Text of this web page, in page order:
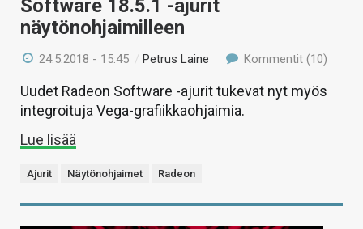
Software 18.5.1 -ajurit
näytönohjaimilleen
24.5.2018 - 15:45 /Petrus Laine Kommentit (10)
Uudet Radeon Software -ajurit tukevat nyt myös
integroituja Vega-grafiikkaohjaimia.
Lue lisää
Ajurit Näytönohjaimet Radeon